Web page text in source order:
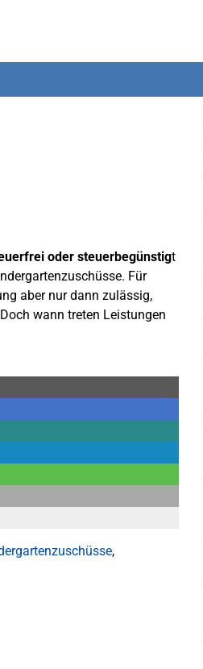
oder steuerbegünstigt
Für
aber nur dann zulässig,
wann treten Leistungen
,